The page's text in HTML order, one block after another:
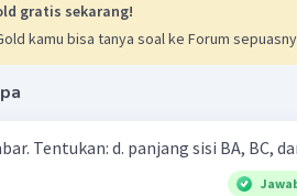
gratis sekarang!
kamu bisa tanya soal ke Forum
Perhatikan gambar. Tentukan: d. panjang sisi BA,